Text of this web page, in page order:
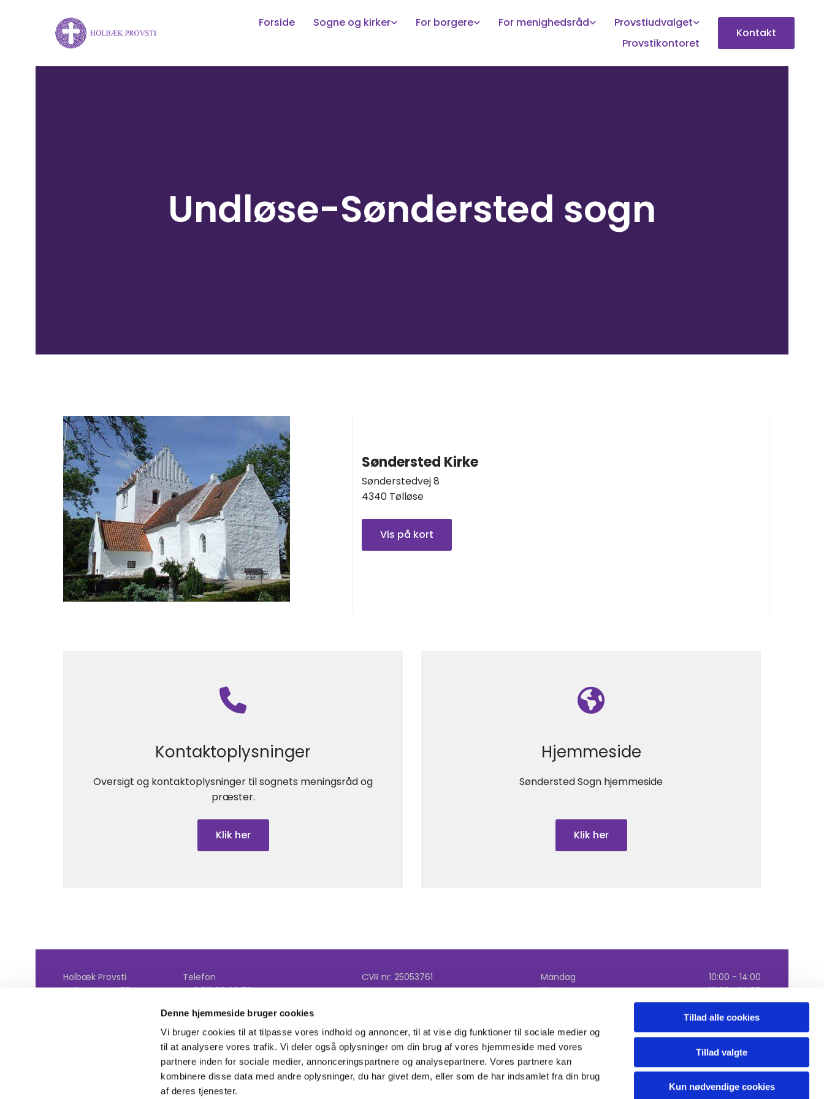
Denne hjemmeside bruger cookies
Vi bruger cookies til at tilpasse vores indhold og annoncer, til at vise dig funktioner til sociale medier og
til at analysere vores trafik. Vi deler også oplysninger om din brug af vores hjemmeside med vores
partnere inden for sociale medier, annonceringspartnere og analysepartnere. Vores partnere kan
kombinere disse data med andre oplysninger, du har givet dem, eller som de har indsamlet fra din brug
af deres tjenester.
Tillad alle cookies
Tillad valgte
Kun nødvendige cookies
Forside Sogne og kirker For borgere For menighedsråd
Provstiudvalget
Provstikontoret
Kontakt
Undløse-Søndersted sogn
Søndersted Kirke
Sønderstedvej 8
4340 Tølløse
Vis på kort
Kontaktoplysninger
Oversigt og kontaktoplysninger til sognets meningsråd og
præster.
Klik her
Hjemmeside
Søndersted Sogn hjemmeside
Klik her
Holbæk Provsti
Hellestrupvej 38
Telefon
+45 57 80 28 70
holbaek.provsti@km.dk
CVR nr: 25053761 Mandag
10:00 - 14:00
Tirsdag
10:00 - 14:00
10:00 - 14:00
10:00 - 14:00
Fredag
Lukket
Privatlivspolitik Log på ChurchDesk